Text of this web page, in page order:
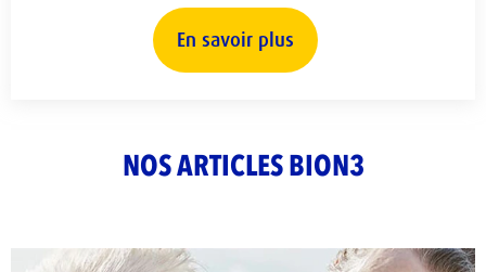
En savoir plus
NOS ARTICLES BION3